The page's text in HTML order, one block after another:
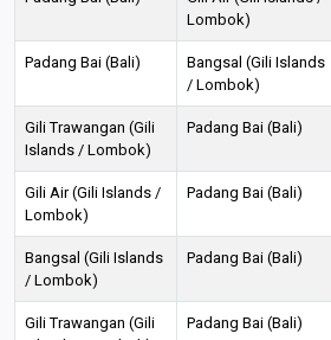
Lombok)
Padang Bai (Bali)
Bangsal (Gili Islands
/ Lombok)
Gili Trawangan (Gili
Islands / Lombok)
Padang Bai (Bali)
Gili Air (Gili Islands /
Lombok)
Padang Bai (Bali)
Bangsal (Gili Islands
/ Lombok)
Padang Bai (Bali)
Gili Trawangan (Gili
Padang Bai (Bali)